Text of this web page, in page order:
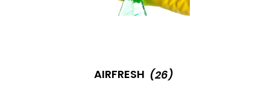
AIRFRESH (26)